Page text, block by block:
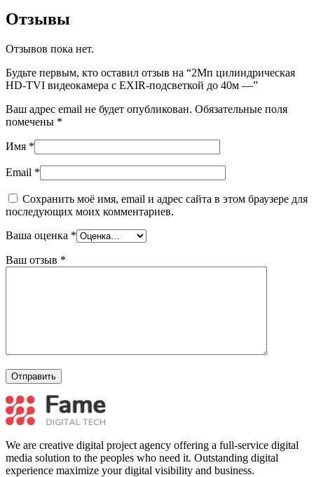
Отзывы
Отзывов пока нет.
Будьте первым, кто оставил отзыв на “2Мп цилиндрическая
HD-TVI видеокамера с EXIR-подсветкой до 40м —”
Ваш адрес email не будет опубликован. Обязательные поля
помечены *
Имя *
Email *
Сохранить моё имя, email и адрес сайта в этом браузере для
последующих моих комментариев.
Ваша оценка *
Ваш отзыв *
We are creative digital project agency offering a full-service digital
media solution to the peoples who need it. Outstanding digital
experience maximize your digital visibility and business.